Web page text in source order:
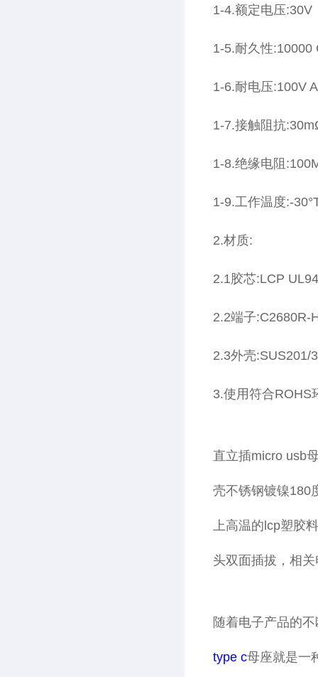
1-4.额定电压:30V
1-5.耐久性:10000
1-6.耐电压:100V
1-7.接触阻抗
1-8.绝缘电阻
1-9.工作温度:-
2.材质:
2.1胶芯:LCP
2.2端子:C2680R-
2.3外壳:SUS201/
3.使用符合ROHS
直立插micro usb
壳不锈钢镀镍180
上高温的lcp塑胶
头双面插拔，相
随着电子产品的
type c母座就是一